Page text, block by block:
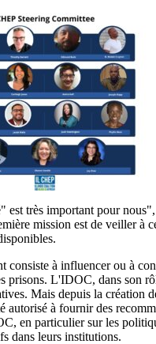
est très important pour
mission est de veiller à
consiste à influencer ou à
prisons. L'IDOC, dans son
Mais depuis la création
autorisé à fournir des
en particulier sur les
dans leurs institutions.